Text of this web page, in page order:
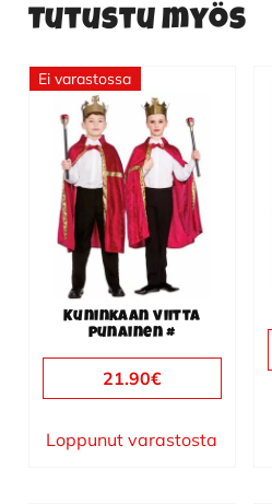
Tutustu myös
Ei varastossa
Kuninkaan viitta
punainen #
21.90€
Loppunut varastosta